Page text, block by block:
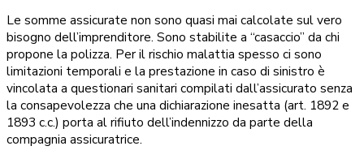
Le somme assicurate non sono quasi mai calcolate sul vero
bisogno dell’imprenditore. Sono stabilite a “casaccio” da chi
propone la polizza. Per il rischio malattia spesso ci sono
limitazioni temporali e la prestazione in caso di sinistro è
vincolata a questionari sanitari compilati dall’assicurato senza
la consapevolezza che una dichiarazione inesatta (art. 1892 e
1893 c.c.) porta al rifiuto dell’indennizzo da parte della
compagnia assicuratrice.